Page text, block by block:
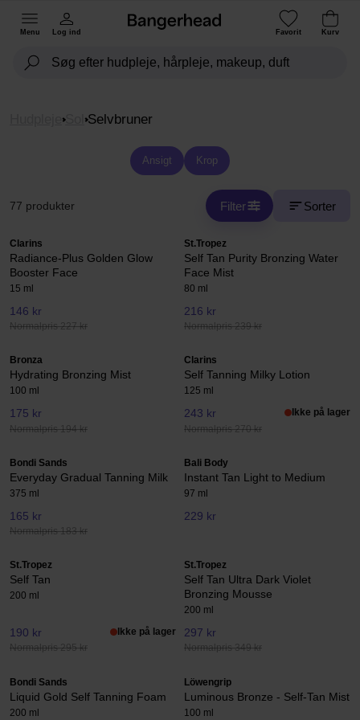
Menu Log ind Favorit Kurv
Sol Selvbruner
Ansigt Krop
77 produkter Filter Sorter
Clarins
Radiance-Plus Golden Glow
Booster Face
15 ml
146 kr
Normalpris 227 kr
St.Tropez
Self Tan Purity Bronzing Water
Face Mist
80 ml
216 kr
Normalpris 239 kr
Bronza
Hydrating Bronzing Mist
100 ml
175 kr
Normalpris 194 kr
Clarins
Self Tanning Milky Lotion
125 ml
243 kr
Normalpris 270 kr
Ikke på lager
Bondi Sands
Everyday Gradual Tanning Milk
375 ml
165 kr
Normalpris 183 kr
Bali Body
Instant Tan Light to Medium
97 ml
229 kr
St.Tropez
Self Tan
200 ml
190 kr
Normalpris 295 kr
Ikke på lager
St.Tropez
Self Tan Ultra Dark Violet
Bronzing Mousse
200 ml
297 kr
Normalpris 349 kr
Bondi Sands
Liquid Gold Self Tanning Foam
200 ml
Löwengrip
Luminous Bronze - Self-Tan Mist
100 ml